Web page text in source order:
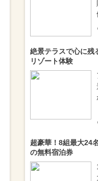
絶景テラスで心に残
リゾート体験
超豪華！8組最大24
の無料宿泊券